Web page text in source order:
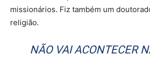
missionários. Fiz também um
religião.
NÃO VAI ACONTECER